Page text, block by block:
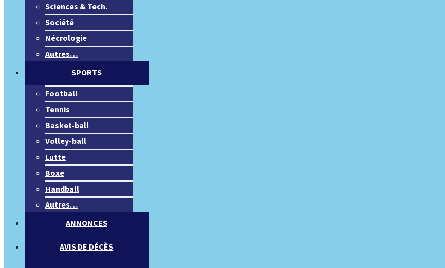
Sciences & Tech.
Société
Nécrologie
Autres…
SPORTS
Football
Tennis
Basket-ball
Volley-ball
Lutte
Boxe
Handball
Autres…
ANNONCES
AVIS DE DÉCÈS